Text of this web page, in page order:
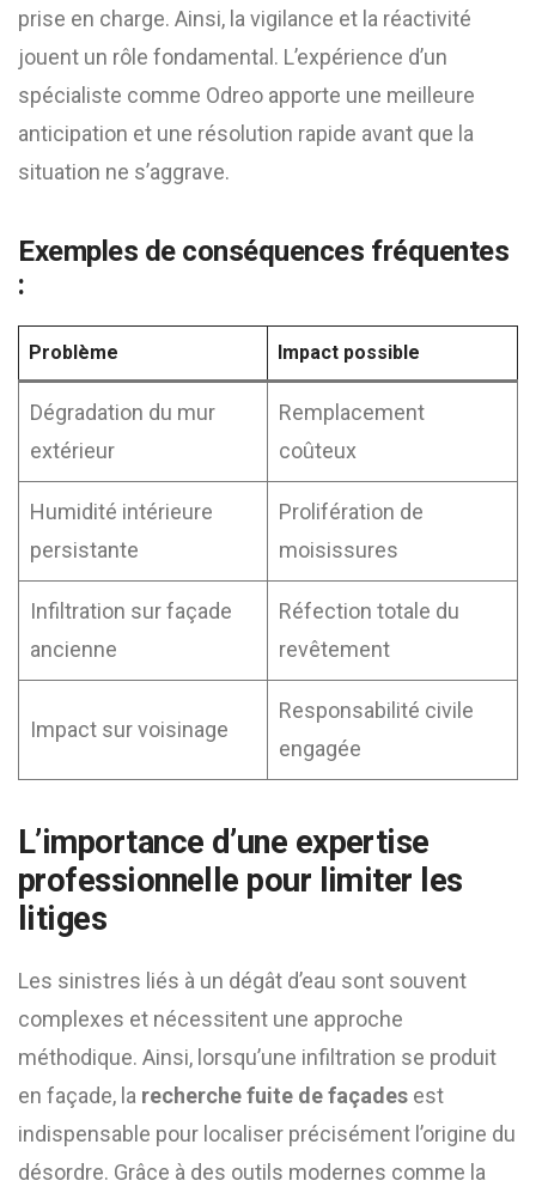
prise en charge. Ainsi, la vigilance et la réactivité
jouent un rôle fondamental. L’expérience d’un
spécialiste comme Odreo apporte une meilleure
anticipation et une résolution rapide avant que la
situation ne s’aggrave.
Exemples de conséquences fréquentes
:
Problème Impact possible
Dégradation du mur
extérieur
Remplacement
coûteux
Humidité intérieure
persistante
Prolifération de
moisissures
Infiltration sur façade
ancienne
Réfection totale du
revêtement
Impact sur voisinage
Responsabilité civile
engagée
L’importance d’une expertise
professionnelle pour limiter les
litiges
Les sinistres liés à un dégât d’eau sont souvent
complexes et nécessitent une approche
méthodique. Ainsi, lorsqu’une infiltration se produit
en façade, la recherche fuite de façades est
indispensable pour localiser précisément l’origine du
désordre. Grâce à des outils modernes comme la